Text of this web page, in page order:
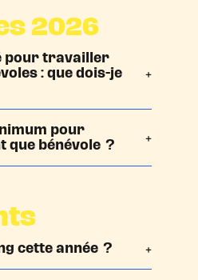
2026
pour travailler
: que dois-je
pour
que bénévole ?
cette année ?